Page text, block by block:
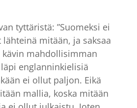
tyttäristä: ”Suomeksi ei
mitään, ja saksaa
mahdollisimman
englanninkielisiä
ei ollut paljon. Eikä
mallia, koska mitään